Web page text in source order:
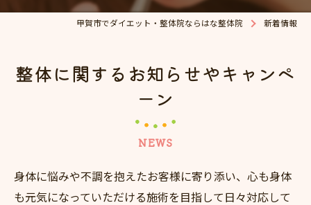
甲賀市でダイエット・整体院ならはな整体院 新着情報
整体に関するお知らせやキャンペ
ーン
NEWS
身体に悩みや不調を抱えたお客様に寄り添い、心も身体
も元気になっていただける施術を目指して日々対応して